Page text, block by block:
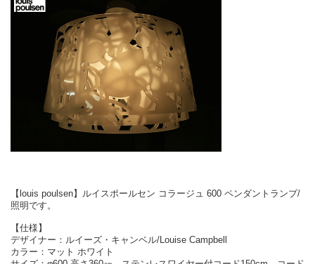
【louis poulsen】ルイスポールセン コラージュ 600 ペンダントランプ/
照明です。
【仕様】
デザイナー：ルイーズ・キャンベル/Louise Campbell
カラー：マット ホワイト